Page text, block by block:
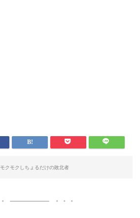
モクモクしちょるだけの敗北者